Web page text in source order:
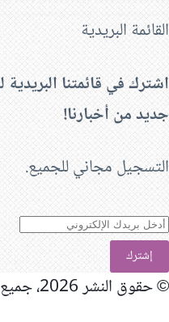
القائمة البريدية
اشترك في قائمتنا
جديد من أخبارنا!
التسجيل مجاني للجميع.
أدخل
بريدك
الإلكتروني
© حقوق النشر 2026، جميع الحقوق محفوظة | شبكة كيف المعلوماتية